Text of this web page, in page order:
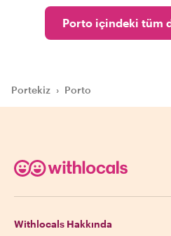
Porto içindeki tüm
Portekiz › Porto
Withlocals Hakkında